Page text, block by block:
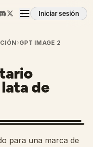
Iniciar sesión
›GPT IMAGE 2
de
para una marca de